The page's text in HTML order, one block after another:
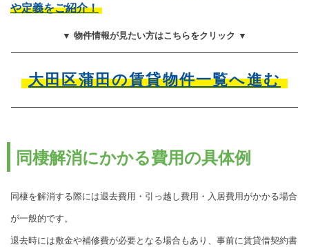
や定義をご紹介！
▼ 物件情報が見たい方はこちらをクリック ▼
大田区蒲田の賃貸物件一覧へ進む
同棲解消にかかる費用の具体例
同棲を解消する際には退去費用・引っ越し費用・入居費用がかかる場合
が一般的です。
退去時には敷金や補修費が必要となる場合もあり、事前に賃貸借契約書